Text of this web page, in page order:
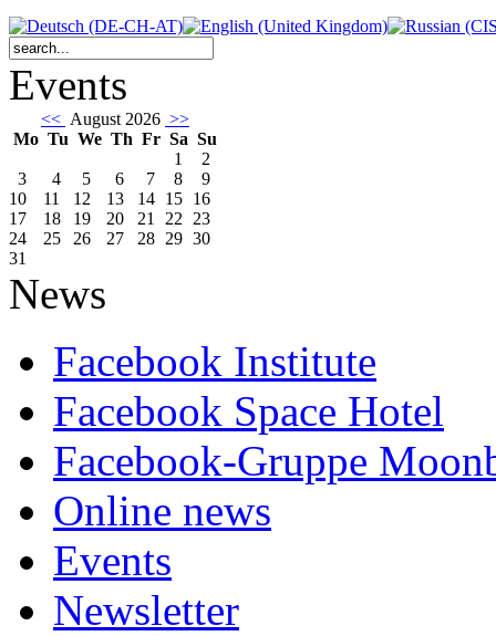
Events
<< August 2026 >>
Mo Tu We Th Fr Sa Su
1
2
3
4 5 6 7 8
9
10
11 12 13 14 15 16
17
18 19 20 21 22 23
24
25 26 27 28 29 30
31
News
Facebook Institute
Facebook Space Hotel
Facebook-Gruppe
Online news
Events
Newsletter